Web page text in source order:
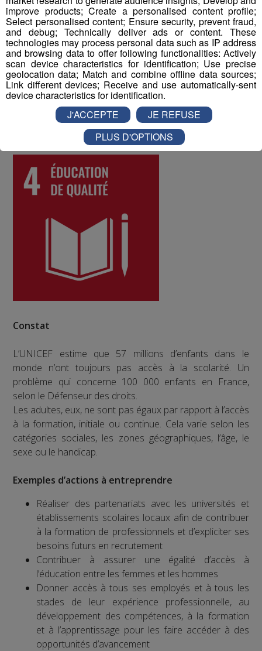
Enfin, un questionnaire bien-être envoyé chaque année
à tous les collaborateurs permet d'identifier les
difficultés qui pourraient être rencontrées par les
différents salariés, et d'y remédier. Au mois de juin 2022,
les collaborateurs ont donné une note globale de 8 sur
10 à la qualité de vie au travail au sein du Groupe Mont
Blanc Médias.
ODD numéro 4 : Education de qualité
Constat
L’UNICEF estime que 57 millions d’enfants dans le
monde n’ont toujours pas accès à la scolarité. Un
problème qui concerne 100 000 enfants en France,
selon le Défenseur des droits.
Les adultes, eux, ne sont pas égaux par rapport à l’accès
à la formation, initiale ou continue. Cela varie selon les
catégories sociales, les zones géographiques, l’âge, le
sexe ou le handicap.
Exemples d’actions à entreprendre
Réaliser des partenariats avec les universités et
établissements scolaires locaux afin de contribuer
à la formation de professionnels et d’expliciter ses
besoins futurs en recrutement
Contribuer à assurer une égalité d’accès à
l’éducation entre les femmes et les hommes
Donner accès à tous ses employés et à tous les
stades de leur expérience professionnelle, au
développement des compétences, à la formation
et à l’apprentissage pour les faire accéder à des
opportunités d’avancement
improve products; Create a personalised content profile;
Select personalised content; Ensure security, prevent fraud,
and debug; Technically deliver ads or content. These
technologies may process personal data such as IP address
and browsing data to offer following functionalities: Actively
scan device characteristics for identification; Use precise
geolocation data; Match and combine offline data sources;
Link different devices; Receive and use automatically-sent
device characteristics for identification.
J'ACCEPTE
JE REFUSE
PLUS D'OPTIONS